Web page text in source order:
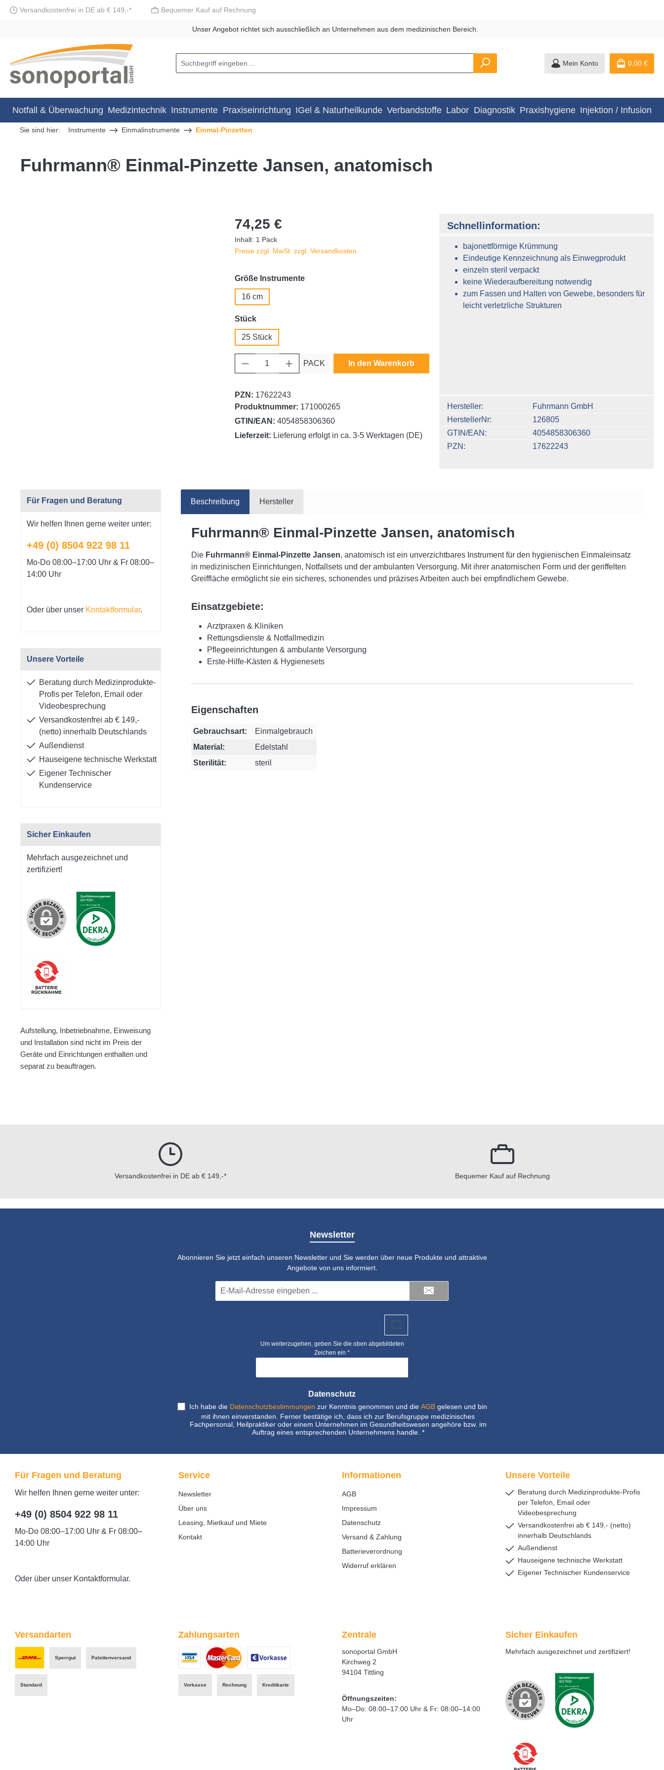
Zur Hauptnavigation springen
Versandkostenfrei in DE ab € 149,-* Bequemer Kauf auf Rechnung
Unser Angebot richtet sich ausschließlich an Unternehmen aus dem medizinischen Bereich.
Mein Konto 0,00 €
Notfall & Überwachung Medizintechnik Instrumente Praxiseinrichtung IGel & Naturheilkunde Verbandstoffe Labor Diagnostik Praxishygiene Injektion / Infusion
Sie sind hier: Instrumente Einmalinstrumente Einmal-Pinzetten
Fuhrmann® Einmal-Pinzette Jansen, anatomisch
74,25 €
Inhalt: 1 Pack
Preise zzgl. MwSt. zzgl. Versandkosten
Größe Instrumenteauswählen
16 cm
Stückauswählen
25 Stück
PACK In den Warenkorb
PZN: 17622243
Produktnummer: 171000265
GTIN/EAN: 4054858306360
Lieferzeit: Lieferung erfolgt in ca. 3-5 Werktagen (DE)
Schnellinformation:
bajonettförmige Krümmung
Eindeutige Kennzeichnung als Einwegprodukt
einzeln steril verpackt
keine Wiederaufbereitung notwendig
zum Fassen und Halten von Gewebe, besonders für
leicht verletzliche Strukturen
Hersteller
Fuhrmann GmbH
HerstellerNr
126805
GTIN/EAN
4054858306360
PZN
17622243
Für Fragen und Beratung
Wir helfen Ihnen gerne weiter unter:
+49 (0) 8504 922 98 11
Mo-Do 08:00–17:00 Uhr & Fr 08:00–
14:00 Uhr
Oder über unser Kontaktformular.
Unsere Vorteile
Beratung durch Medizinprodukte-
Profis per Telefon, Email oder
Videobesprechung
Versandkostenfrei ab € 149,-
(netto) innerhalb Deutschlands
Außendienst
Hauseigene technische Werkstatt
Eigener Technischer
Kundenservice
Sicher Einkaufen
Mehrfach ausgezeichnet und
zertifiziert!
Aufstellung, Inbetriebnahme, Einweisung
und Installation sind nicht im Preis der
Geräte und Einrichtungen enthalten und
separat zu beauftragen.
Beschreibung Hersteller
Fuhrmann® Einmal-Pinzette Jansen, anatomisch
Die Fuhrmann® Einmal-Pinzette Jansen, anatomisch ist ein unverzichtbares Instrument für den hygienischen Einmaleinsatz
in medizinischen Einrichtungen, Notfallsets und der ambulanten Versorgung. Mit ihrer anatomischen Form und der geriffelten
Greiffläche ermöglicht sie ein sicheres, schonendes und präzises Arbeiten auch bei empfindlichem Gewebe.
Einsatzgebiete:
Arztpraxen & Kliniken
Rettungsdienste & Notfallmedizin
Pflegeeinrichtungen & ambulante Versorgung
Erste-Hilfe-Kästen & Hygienesets
Eigenschaften
Gebrauchsart:
Einmalgebrauch
Material:
Edelstahl
Sterilität:
steril
Versandkostenfrei in DE ab € 149,-* Bequemer Kauf auf Rechnung
Newsletter
Abonnieren Sie jetzt einfach unseren Newsletter und Sie werden über neue Produkte und attraktive
Angebote von uns informiert.
Mail-
Um weiterzugehen, geben Sie die oben abgebildeten
Zeichen ein *
Datenschutz
Ich habe die Datenschutzbestimmungen zur Kenntnis genommen und die AGBgelesen und bin
mit ihnen einverstanden. Ferner bestätige ich, dass ich zur Berufsgruppe medizinisches
Fachpersonal, Heilpraktiker oder einem Unternehmen im Gesundheitswesen angehöre bzw. im
Auftrag eines entsprechenden Unternehmens handle. *
Für Fragen und Beratung
Wir helfen Ihnen gerne weiter unter:
+49 (0) 8504 922 98 11
Mo-Do 08:00–17:00 Uhr & Fr 08:00–
14:00 Uhr
Oder über unser Kontaktformular.
Unsere Vorteile
Beratung durch Medizinprodukte-Profis
per Telefon, Email oder
Videobesprechung
Versandkostenfrei ab € 149,- (netto)
innerhalb Deutschlands
Außendienst
Hauseigene technische Werkstatt
Eigener Technischer Kundenservice
Zentrale
sonoportal GmbH
Kirchweg 2
94104 Tittling
Öffnungszeiten:
Mo–Do: 08:00–17:00 Uhr & Fr: 08:00–14:00
Uhr
Sicher Einkaufen
Mehrfach ausgezeichnet und zertifiziert!
Service
Newsletter
Über uns
Leasing, Mietkauf und Miete
Kontakt
Informationen
AGB
Impressum
Datenschutz
Versand & Zahlung
Batterieverordnung
Widerruf erklären
Versandarten
Standard
Sperrgut Palettenversand
Zahlungsarten
Vorkasse Rechnung Kreditkarte